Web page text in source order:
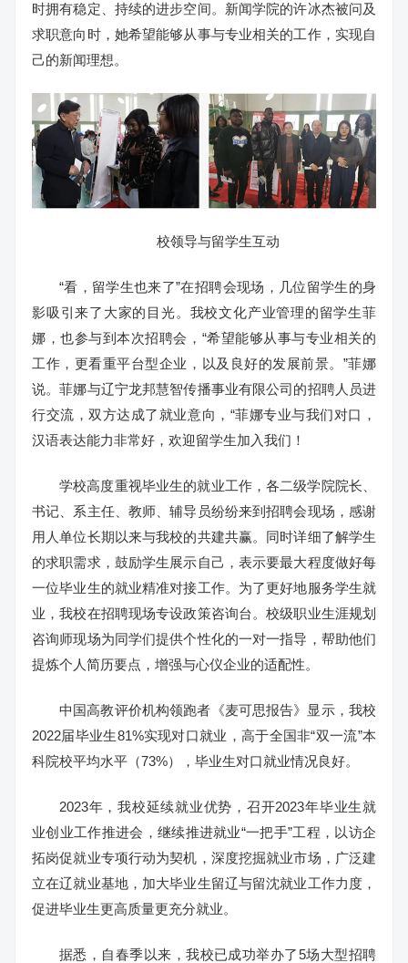
时拥有稳定、持续的进步空间。新闻学院的许冰杰被问及
求职意向时，她希望能够从事与专业相关的工作，实现自
己的新闻理想。
校领导与留学生互动
“看，留学生也来了”在招聘会现场，几位留学生的身
影吸引来了大家的目光。我校文化产业管理的留学生菲
娜，也参与到本次招聘会，“希望能够从事与专业相关的
工作，更看重平台型企业，以及良好的发展前景。”菲娜
说。菲娜与辽宁龙邦慧智传播事业有限公司的招聘人员进
行交流，双方达成了就业意向，“菲娜专业与我们对口，
汉语表达能力非常好，欢迎留学生加入我们！
学校高度重视毕业生的就业工作，各二级学院院长、
书记、系主任、教师、辅导员纷纷来到招聘会现场，感谢
用人单位长期以来与我校的共建共赢。同时详细了解学生
的求职需求，鼓励学生展示自己，表示要最大程度做好每
一位毕业生的就业精准对接工作。为了更好地服务学生就
业，我校在招聘现场专设政策咨询台。校级职业生涯规划
咨询师现场为同学们提供个性化的一对一指导，帮助他们
提炼个人简历要点，增强与心仪企业的适配性。
中国高教评价机构领跑者《麦可思报告》显示，我校
2022届毕业生81%实现对口就业，高于全国非“双一流”本
科院校平均水平（73%），毕业生对口就业情况良好。
2023年，我校延续就业优势，召开2023年毕业生就
业创业工作推进会，继续推进就业“一把手”工程，以访企
拓岗促就业专项行动为契机，深度挖掘就业市场，广泛建
立在辽就业基地，加大毕业生留辽与留沈就业工作力度，
促进毕业生更高质量更充分就业。
据悉，自春季以来，我校已成功举办了5场大型招聘